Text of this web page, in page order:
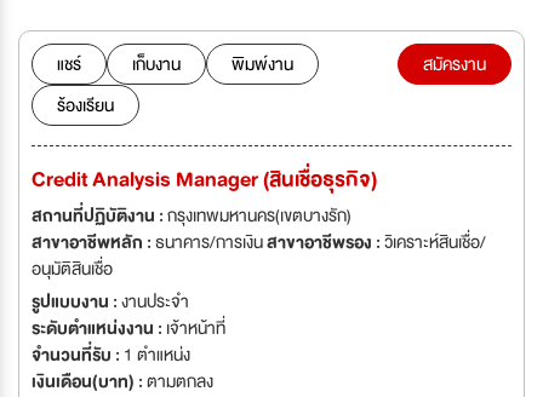
ด้วย บริษัท ไทยเบฟ จำกัด (มหาชน) บริษัท เบอร์ลี่ยุคเกอร์ จำกัด (มหาชน) บริษัท
ทีซีซีแลนด์ จำกัด และบริษัท พรรณธิอร จำกัด ปัจจุบันมีบริษัทในกลุ่มธุรกิจ
มากกว่า 200 บริษัทและมีเครือข่ายธุรกิจครอบคลุมทั้งในและต่างประเทศ โดยมี
สินค้าและบริการหลากหลายซึ่งเป็นที่รู้จักเป็นอย่างดี อาทิ ช้าง โออิชิ เอฟแอนด์
เอ็น ไมโลยูเอชที เอสโคล่า โรงแรมพลาซ่าแอทธินี กรุงเทพฯ ศูนย์ประชุมแห่งชาติสิ
ริกิติ์ อาคารเอ็มไพร์ทาวเวอร์ ฯลฯ ด้วยเป้าหมายการเติบโตที่ท้าทาย เราจึงมอง
หาบุคลากรที่มีคุณภาพเพื่อมาร่วมเป็นส่วนหนึ่งในครอบครัวของเรา
แชร์ เก็บงาน
พิมพ์งาน
ร้องเรียน
สมัครงาน
Credit Analysis Manager (สินเชื่อธุรกิจ)
สถานที่ปฏิบัติงาน :กรุงเทพมหานคร(เขตบางรัก)
สาขาอาชีพหลัก :ธนาคาร/การเงินสาขาอาชีพรอง :วิเคราะห์สินเชื่อ/
อนุมัติสินเชื่อ
รูปแบบงาน :งานประจำ
ระดับตำแหน่งงาน : เจ้าหน้าที่
จำนวนที่รับ : 1 ตำแหน่ง
เงินเดือน(บาท) :ตามตกลง